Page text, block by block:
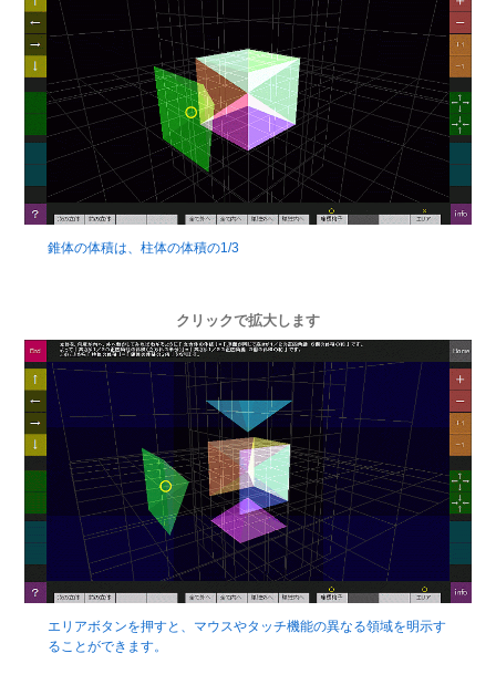
錐体の体積は、柱体の体積の1/3
クリックで拡大します
エリアボタンを押すと、マウスやタッチ機能の異なる領域を明示す
ることができます。